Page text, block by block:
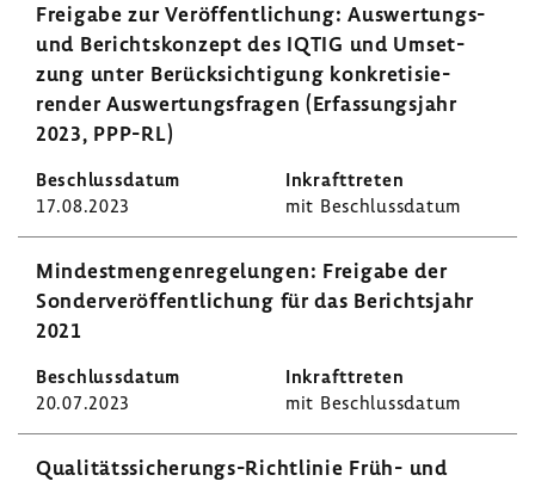
Frei­gabe zur Veröf­fent­li­chung: Auswertungs-​
und Berichts­kon­zept des IQTIG und Umset­
zung unter Berück­sich­ti­gung konkre­ti­sie­
render Auswer­tungs­fragen (Erfas­sungs­jahr
2023, PPP-RL)
17.08.2023 mit Beschluss­datum
Mindest­men­gen­re­ge­lungen: Frei­gabe der
Sonder­ver­öf­fent­li­chung für das Berichts­jahr
2021
20.07.2023 mit Beschluss­datum
Qualitätssicherungs-​Richtlinie Früh- und